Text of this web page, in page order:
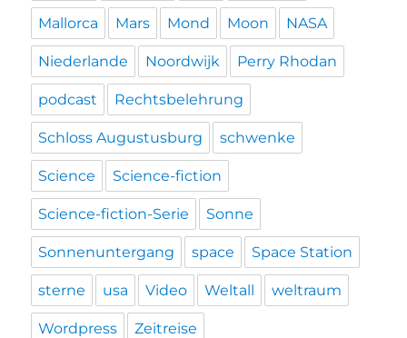
Mallorca Mars Mond Moon NASA
Niederlande Noordwijk Perry Rhodan
podcast Rechtsbelehrung
Schloss Augustusburg schwenke
Science Science-fiction
Science-fiction-Serie Sonne
Sonnenuntergang space Space Station
sterne usa Video Weltall weltraum
Wordpress Zeitreise